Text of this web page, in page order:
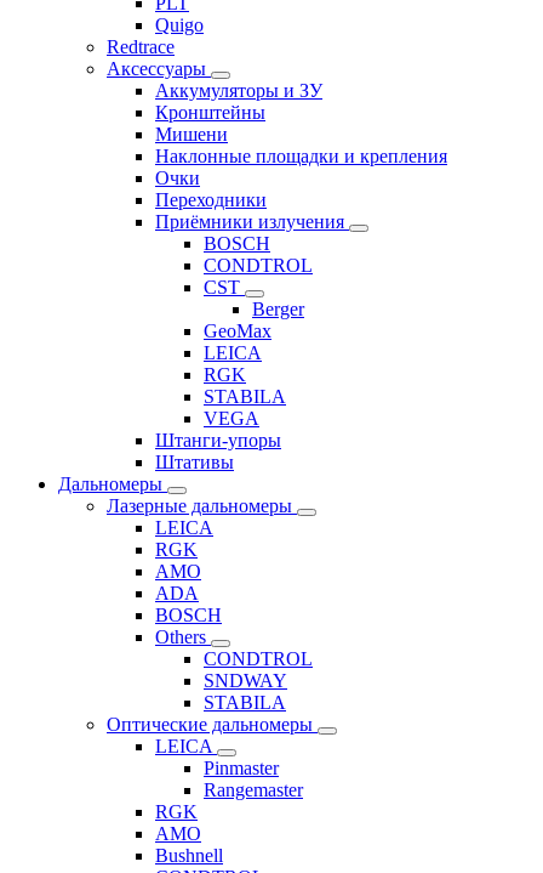
Quigo
Redtrace
Аксессуары
Аккумуляторы и ЗУ
Кронштейны
Мишени
Наклонные площадки и крепления
Очки
Переходники
Приёмники излучения
BOSCH
CONDTROL
CST
Berger
GeoMax
LEICA
RGK
STABILA
VEGA
Штанги-упоры
Штативы
Дальномеры
Лазерные дальномеры
LEICA
RGK
AMO
ADA
BOSCH
Others
CONDTROL
SNDWAY
STABILA
Оптические дальномеры
LEICA
Pinmaster
Rangemaster
RGK
AMO
Bushnell